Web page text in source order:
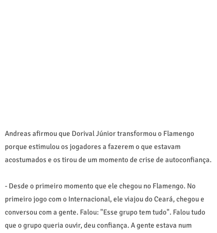
Andreas afirmou que Dorival Júnior transformou o Flamengo
porque estimulou os jogadores a fazerem o que estavam
acostumados e os tirou de um momento de crise de autoconfiança.
- Desde o primeiro momento que ele chegou no Flamengo. No
primeiro jogo com o Internacional, ele viajou do Ceará, chegou e
conversou com a gente. Falou: "Esse grupo tem tudo". Falou tudo
que o grupo queria ouvir, deu confiança. A gente estava num